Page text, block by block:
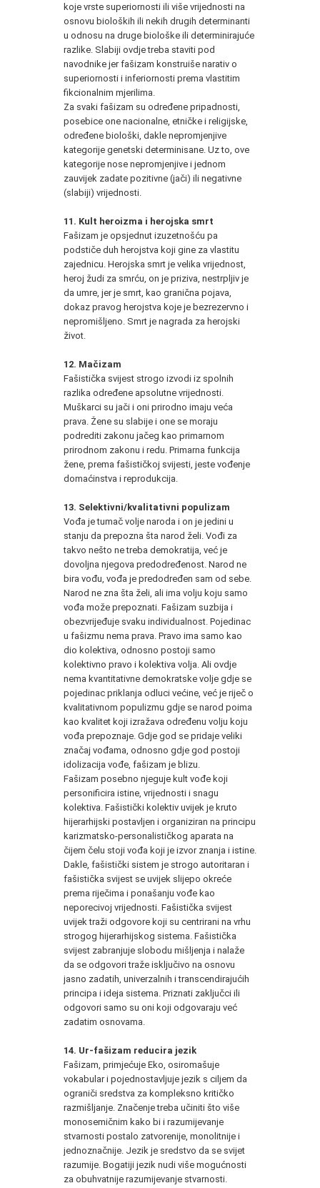
koje vrste superiornosti ili više vrijednosti na
osnovu bioloških ili nekih drugih determinanti
u odnosu na druge biološke ili determinirajuće
razlike. Slabiji ovdje treba staviti pod
navodnike jer fašizam konstruiše narativ o
superiornosti i inferiornosti prema vlastitim
fikcionalnim mjerilima.
Za svaki fašizam su određene pripadnosti,
posebice one nacionalne, etničke i religijske,
određene biološki, dakle nepromjenjive
kategorije genetski determinisane. Uz to, ove
kategorije nose nepromjenjive i jednom
zauvijek zadate pozitivne (jači) ili negativne
(slabiji) vrijednosti.
11. Kult heroizma i herojska smrt
Fašizam je opsjednut izuzetnošću pa
podstiče duh herojstva koji gine za vlastitu
zajednicu. Herojska smrt je velika vrijednost,
heroj žudi za smrću, on je priziva, nestrpljiv je
da umre, jer je smrt, kao granična pojava,
dokaz pravog herojstva koje je bezrezervno i
nepromišljeno. Smrt je nagrada za herojski
život.
12. Mačizam
Fašistička svijest strogo izvodi iz spolnih
razlika određene apsolutne vrijednosti.
Muškarci su jači i oni prirodno imaju veća
prava. Žene su slabije i one se moraju
podrediti zakonu jačeg kao primarnom
prirodnom zakonu i redu. Primarna funkcija
žene, prema fašističkoj svijesti, jeste vođenje
domaćinstva i reprodukcija.
13. Selektivni/kvalitativni populizam
Vođa je tumač volje naroda i on je jedini u
stanju da prepozna šta narod želi. Vođi za
takvo nešto ne treba demokratija, već je
dovoljna njegova predodređenost. Narod ne
bira vođu, vođa je predodređen sam od sebe.
Narod ne zna šta želi, ali ima volju koju samo
vođa može prepoznati. Fašizam suzbija i
obezvrijeđuje svaku individualnost. Pojedinac
u fašizmu nema prava. Pravo ima samo kao
dio kolektiva, odnosno postoji samo
kolektivno pravo i kolektiva volja. Ali ovdje
nema kvantitativne demokratske volje gdje se
pojedinac priklanja odluci većine, već je riječ o
kvalitativnom populizmu gdje se narod poima
kao kvalitet koji izražava određenu volju koju
vođa prepoznaje. Gdje god se pridaje veliki
značaj vođama, odnosno gdje god postoji
idolizacija vođe, fašizam je blizu.
Fašizam posebno njeguje kult vođe koji
personificira istine, vrijednosti i snagu
kolektiva. Fašistički kolektiv uvijek je kruto
hijerarhijski postavljen i organiziran na principu
karizmatsko-personalističkog aparata na
čijem čelu stoji vođa koji je izvor znanja i istine.
Dakle, fašistički sistem je strogo autoritaran i
fašistička svijest se uvijek slijepo okreće
prema riječima i ponašanju vođe kao
neporecivoj vrijednosti. Fašistička svijest
uvijek traži odgovore koji su centrirani na vrhu
strogog hijerarhijskog sistema. Fašistička
svijest zabranjuje slobodu mišljenja i nalaže
da se odgovori traže isključivo na osnovu
jasno zadatih, univerzalnih i transcendirajućih
principa i ideja sistema. Priznati zaključci ili
odgovori samo su oni koji odgovaraju već
zadatim osnovama.
14. Ur-fašizam reducira jezik
Fašizam, primjećuje Eko, osiromašuje
vokabular i pojednostavljuje jezik s ciljem da
ograniči sredstva za kompleksno kritičko
razmišljanje. Značenje treba učiniti što više
monosemičnim kako bi i razumijevanje
stvarnosti postalo zatvorenije, monolitnije i
jednoznačnije. Jezik je sredstvo da se svijet
razumije. Bogatiji jezik nudi više mogućnosti
za obuhvatnije razumijevanje stvarnosti.